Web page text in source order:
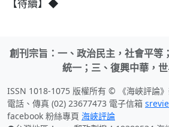
【待續】◆
創刊宗旨：一、政治民主，社會平等
統一；三、復興中華，世
ISSN 1018-1075 版權所有 © 《海峽評論
電話、傳真 (02) 23677473 電子信箱
facebook 粉絲專頁 海峽評論